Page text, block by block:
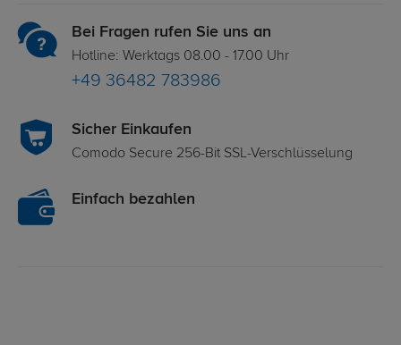
Bei Fragen rufen Sie uns an
Hotline: Werktags 08.00 - 17.00 Uhr
+49 36482 783986
Sicher Einkaufen
Comodo Secure 256-Bit SSL-Verschlüsselung
Einfach bezahlen